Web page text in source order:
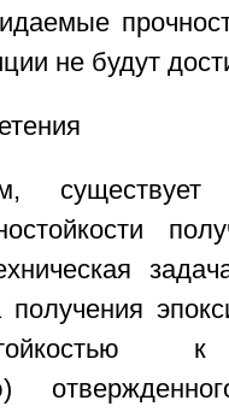
не будут
существует
получения
к